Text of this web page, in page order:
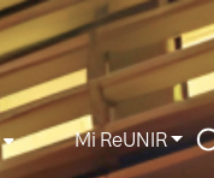
Mi ReUNIR